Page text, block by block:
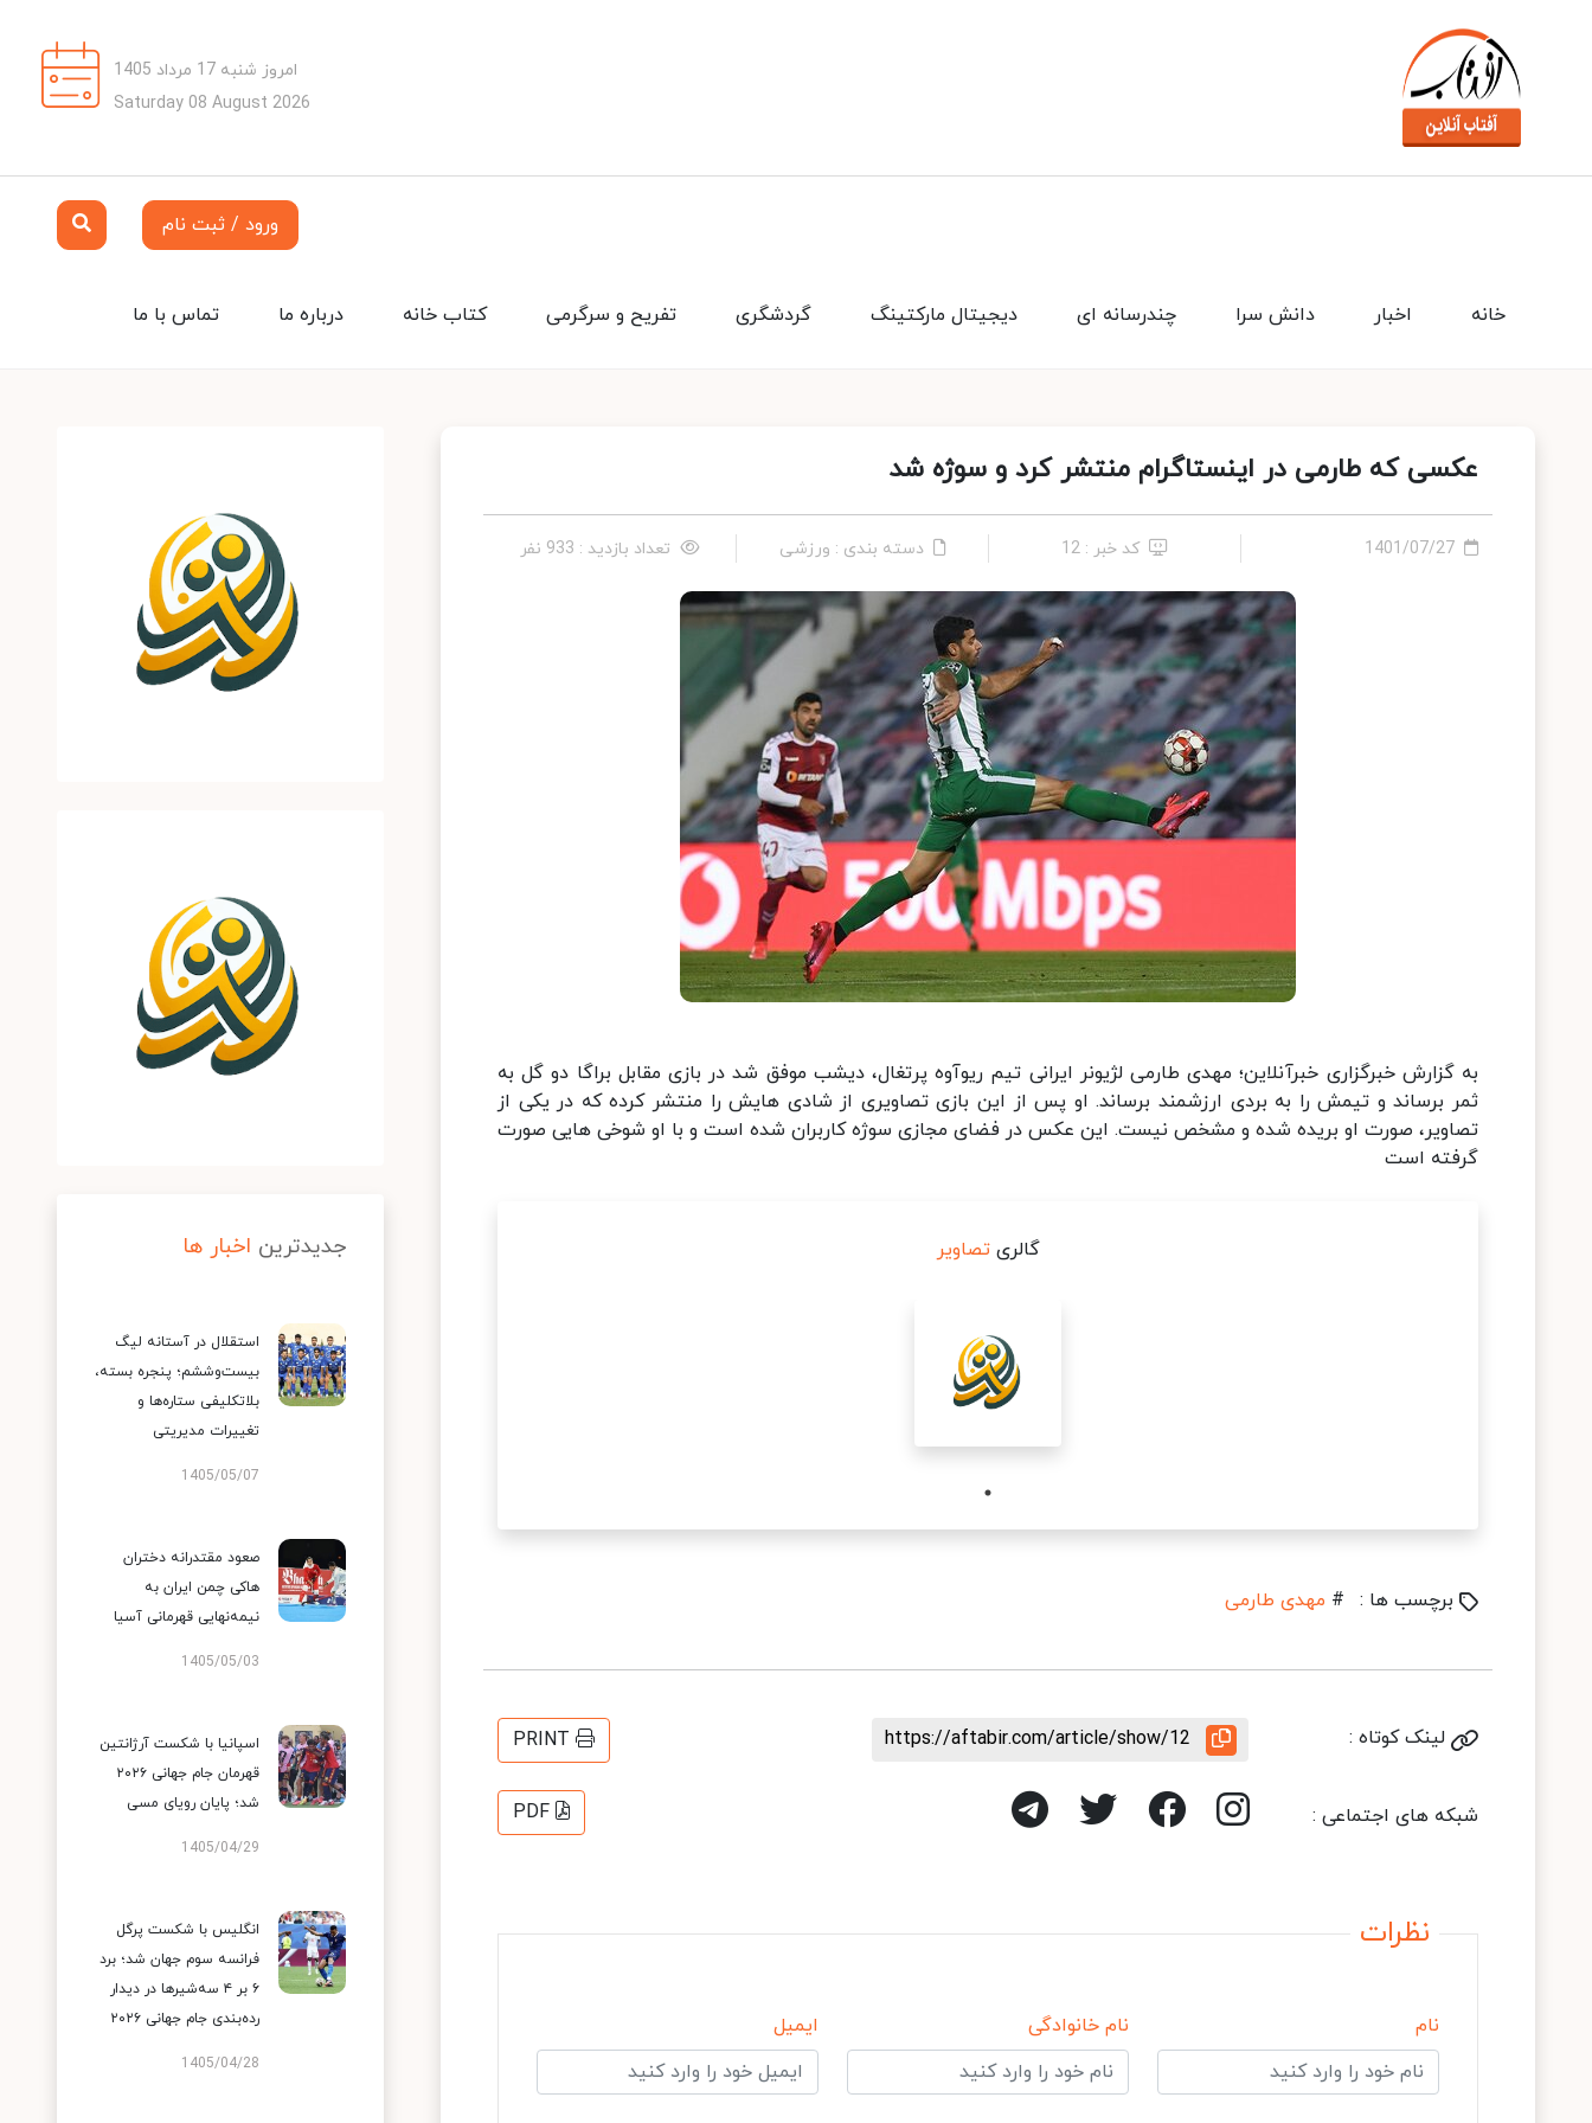
امروز شنبه 17 مرداد 1405
Saturday 08 August 2026
ورود / ثبت نام
تماس با ما درباره ما کتاب خانه تفریح و سرگرمی گردشگری دیجیتال مارکتینگ چندرسانه ای دانش سرا اخبار خانه
عکسی که طارمی در اینستاگرام منتشر کرد و سوژه شد
1401/07/27 کد خبر : 12 دسته بندی : ورزشی تعداد بازدید : 933 نفر
به گزارش خبرگزاری خبرآنلاین؛ مهدی طارمی لژیونر ایرانی تیم ریوآوه پرتغال، دیشب موفق شد در بازی مقابل براگا دو گل به
ثمر برساند و تیمش را به بردی ارزشمند برساند. او پس از این بازی تصاویری از شادی هایش را منتشر کرده که در یکی از
تصاویر، صورت او بریده شده و مشخص نیست. این عکس در فضای مجازی سوژه کاربران شده است و با او شوخی هایی صورت
گرفته است
گالری تصاویر
برچسب ها : # مهدی طارمی
لینک کوتاه : https://aftabir.com/article/show/12
PRINT
شبکه های اجتماعی : PDF
نظرات
نام نام خانوادگی ایمیل
جدیدترین اخبار ها
استقلال در آستانه لیگ
بیست‌وششم؛ پنجره بسته،
بلاتکلیفی ستاره‌ها و
تغییرات مدیریتی
1405/05/07
صعود مقتدرانه دختران
هاکی چمن ایران به
نیمه‌نهایی قهرمانی آسیا
1405/05/03
اسپانیا با شکست آرژانتین
قهرمان جام جهانی ۲۰۲۶
شد؛ پایان رویای مسی
1405/04/29
انگلیس با شکست پرگل
فرانسه سوم جهان شد؛ برد
۶ بر ۴ سه‌شیرها در دیدار
رده‌بندی جام جهانی ۲۰۲۶
1405/04/28